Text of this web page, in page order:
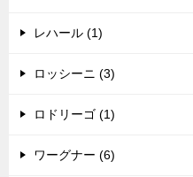
レハール (1)
ロッシーニ (3)
ロドリーゴ (1)
ワーグナー (6)